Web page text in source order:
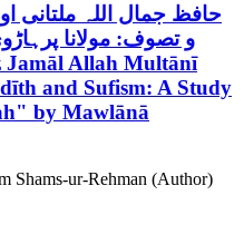
حافظ جمال اللہ
و تصوف: مولانا
Jamāl Allah Multānī
and Sufism: A Study
by Mawlānā
Shams-ur-Rehman (Author)